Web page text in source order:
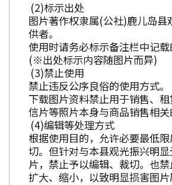
标示出处
图片著作权隶属(公社)鹿儿岛县
供者。
使用时请务必标示备注栏中记载
(※出处标示内容随图片而异)
禁止使用
禁止违反公序良俗的使用方式。
下载图片资料禁止用于销售、
信片等照片本身与商品销售相关
编辑等处理方式
根据使用目的，允许必要最低
切。但针对与本县观光振兴明
片，禁止予以编辑、裁切。也
扩大、缩小，以致明显损害图片